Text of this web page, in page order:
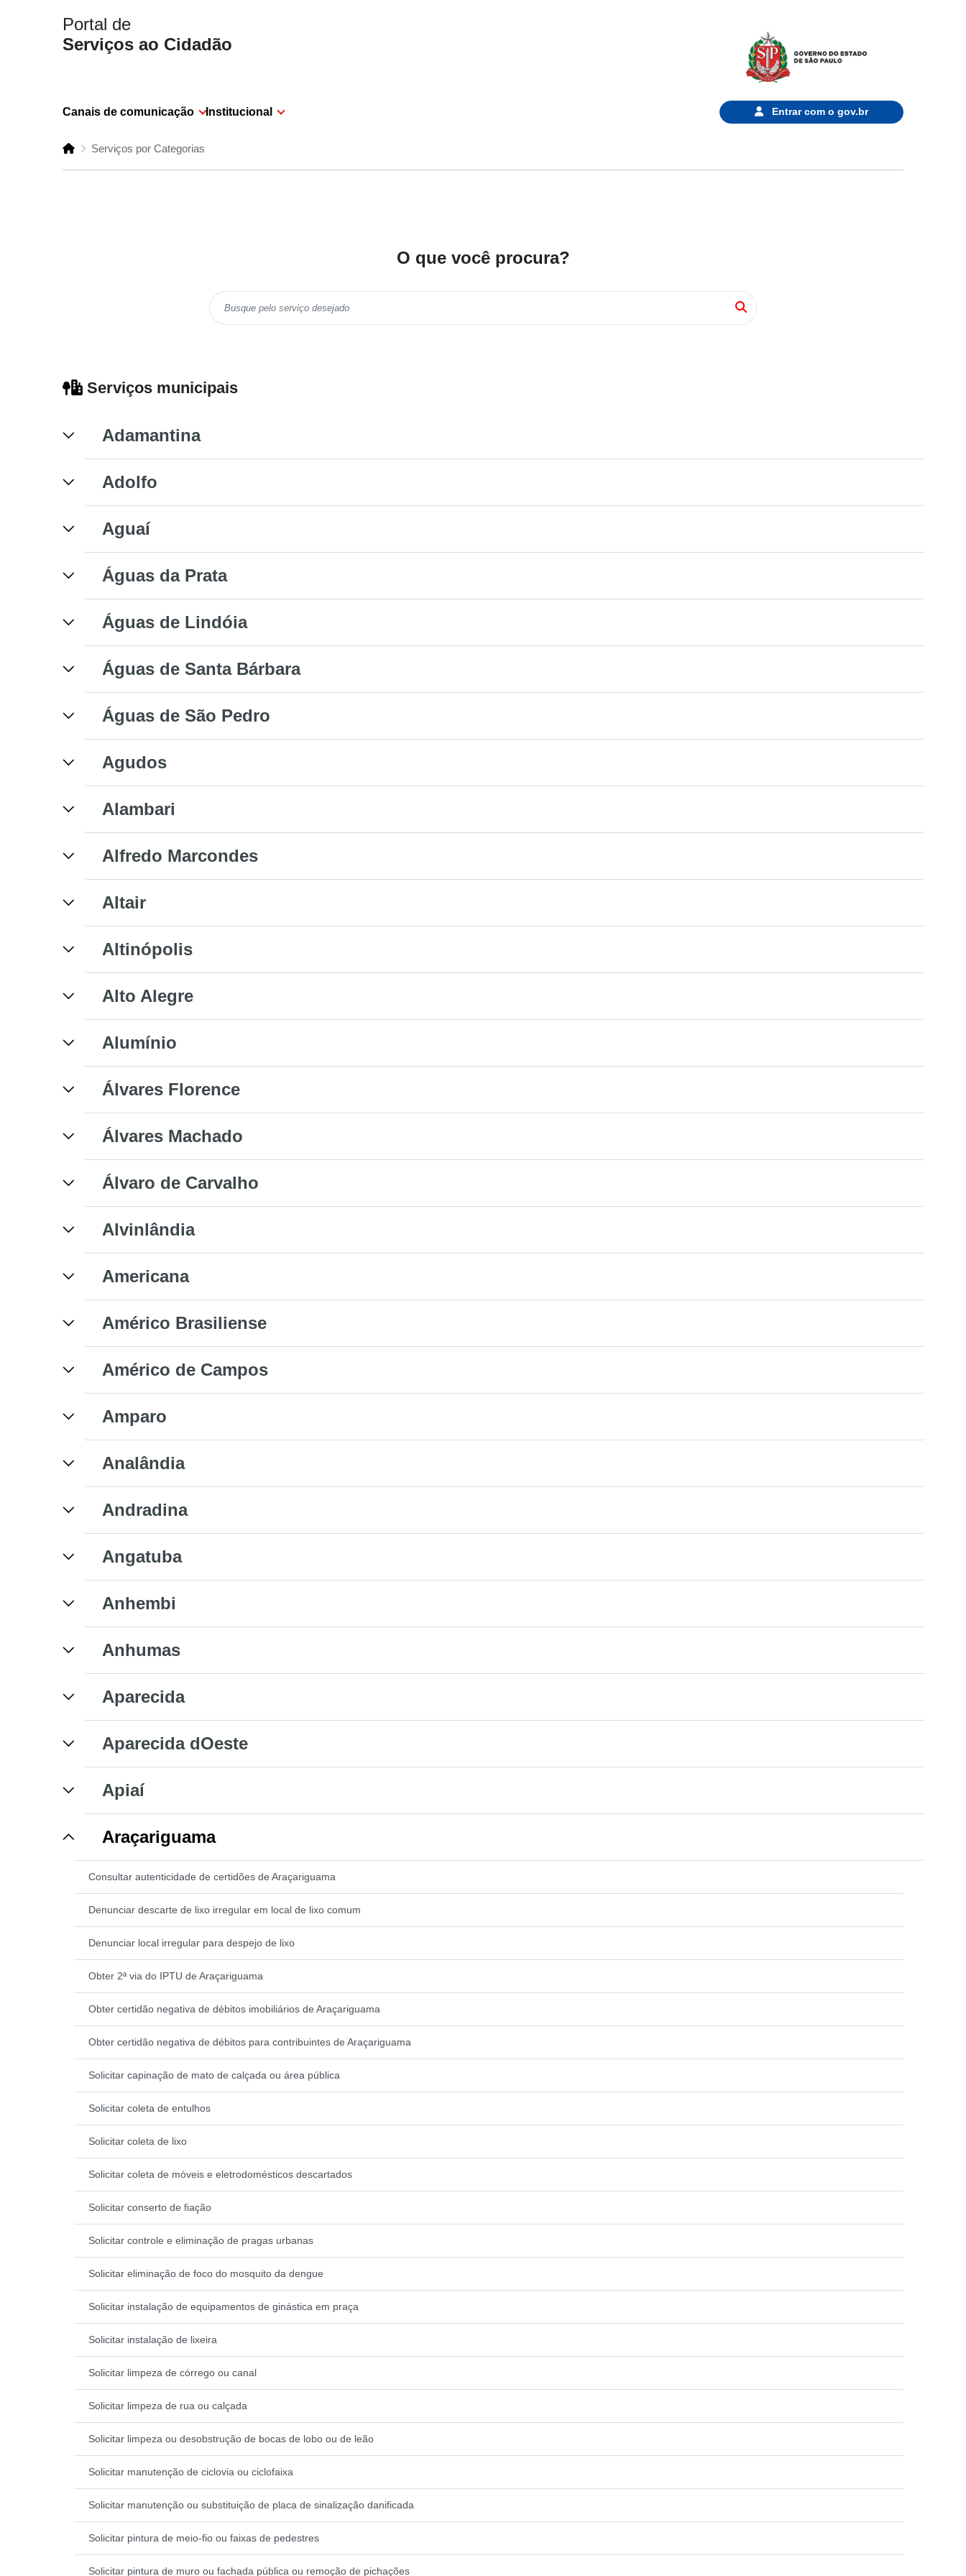
Portal de
Serviços ao Cidadão
Canais de comunicação Institucional Entrar com o gov.br
Serviços por Categorias
O que você procura?
Serviços municipais
Adamantina
Adolfo
Aguaí
Águas da Prata
Águas de Lindóia
Águas de Santa Bárbara
Águas de São Pedro
Agudos
Alambari
Alfredo Marcondes
Altair
Altinópolis
Alto Alegre
Alumínio
Álvares Florence
Álvares Machado
Álvaro de Carvalho
Alvinlândia
Americana
Américo Brasiliense
Américo de Campos
Amparo
Analândia
Andradina
Angatuba
Anhembi
Anhumas
Aparecida
Aparecida dOeste
Apiaí
Araçariguama
Consultar autenticidade de certidões de Araçariguama
Denunciar descarte de lixo irregular em local de lixo comum
Denunciar local irregular para despejo de lixo
Obter 2ª via do IPTU de Araçariguama
Obter certidão negativa de débitos imobiliários de Araçariguama
Obter certidão negativa de débitos para contribuintes de Araçariguama
Solicitar capinação de mato de calçada ou área pública
Solicitar coleta de entulhos
Solicitar coleta de lixo
Solicitar coleta de móveis e eletrodomésticos descartados
Solicitar conserto de fiação
Solicitar controle e eliminação de pragas urbanas
Solicitar eliminação de foco do mosquito da dengue
Solicitar instalação de equipamentos de ginástica em praça
Solicitar instalação de lixeira
Solicitar limpeza de córrego ou canal
Solicitar limpeza de rua ou calçada
Solicitar limpeza ou desobstrução de bocas de lobo ou de leão
Solicitar manutenção de ciclovia ou ciclofaixa
Solicitar manutenção ou substituição de placa de sinalização danificada
Solicitar pintura de meio-fio ou faixas de pedestres
Solicitar pintura de muro ou fachada pública ou remoção de pichações